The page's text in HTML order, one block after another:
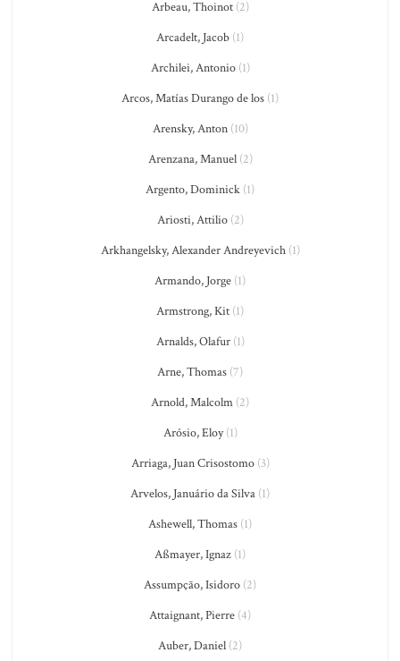
Arbeau, Thoinot(2)
Arcadelt, Jacob (1)
Archilei, Antonio(1)
Arcos, Matías Durango de los (1)
Arensky, Anton(10)
Arenzana, Manuel(2)
Argento, Dominick (1)
Ariosti, Attilio(2)
Arkhangelsky, Alexander Andreyevich(1)
Armando, Jorge (1)
Armstrong, Kit (1)
Arnalds, Olafur(1)
Arne, Thomas (7)
Arnold, Malcolm (2)
Arósio, Eloy(1)
Arriaga, Juan Crisostomo(3)
Arvelos, Januário da Silva (1)
Ashewell, Thomas (1)
Aßmayer, Ignaz (1)
Assumpção, Isidoro (2)
Attaignant, Pierre (4)
Auber, Daniel (2)